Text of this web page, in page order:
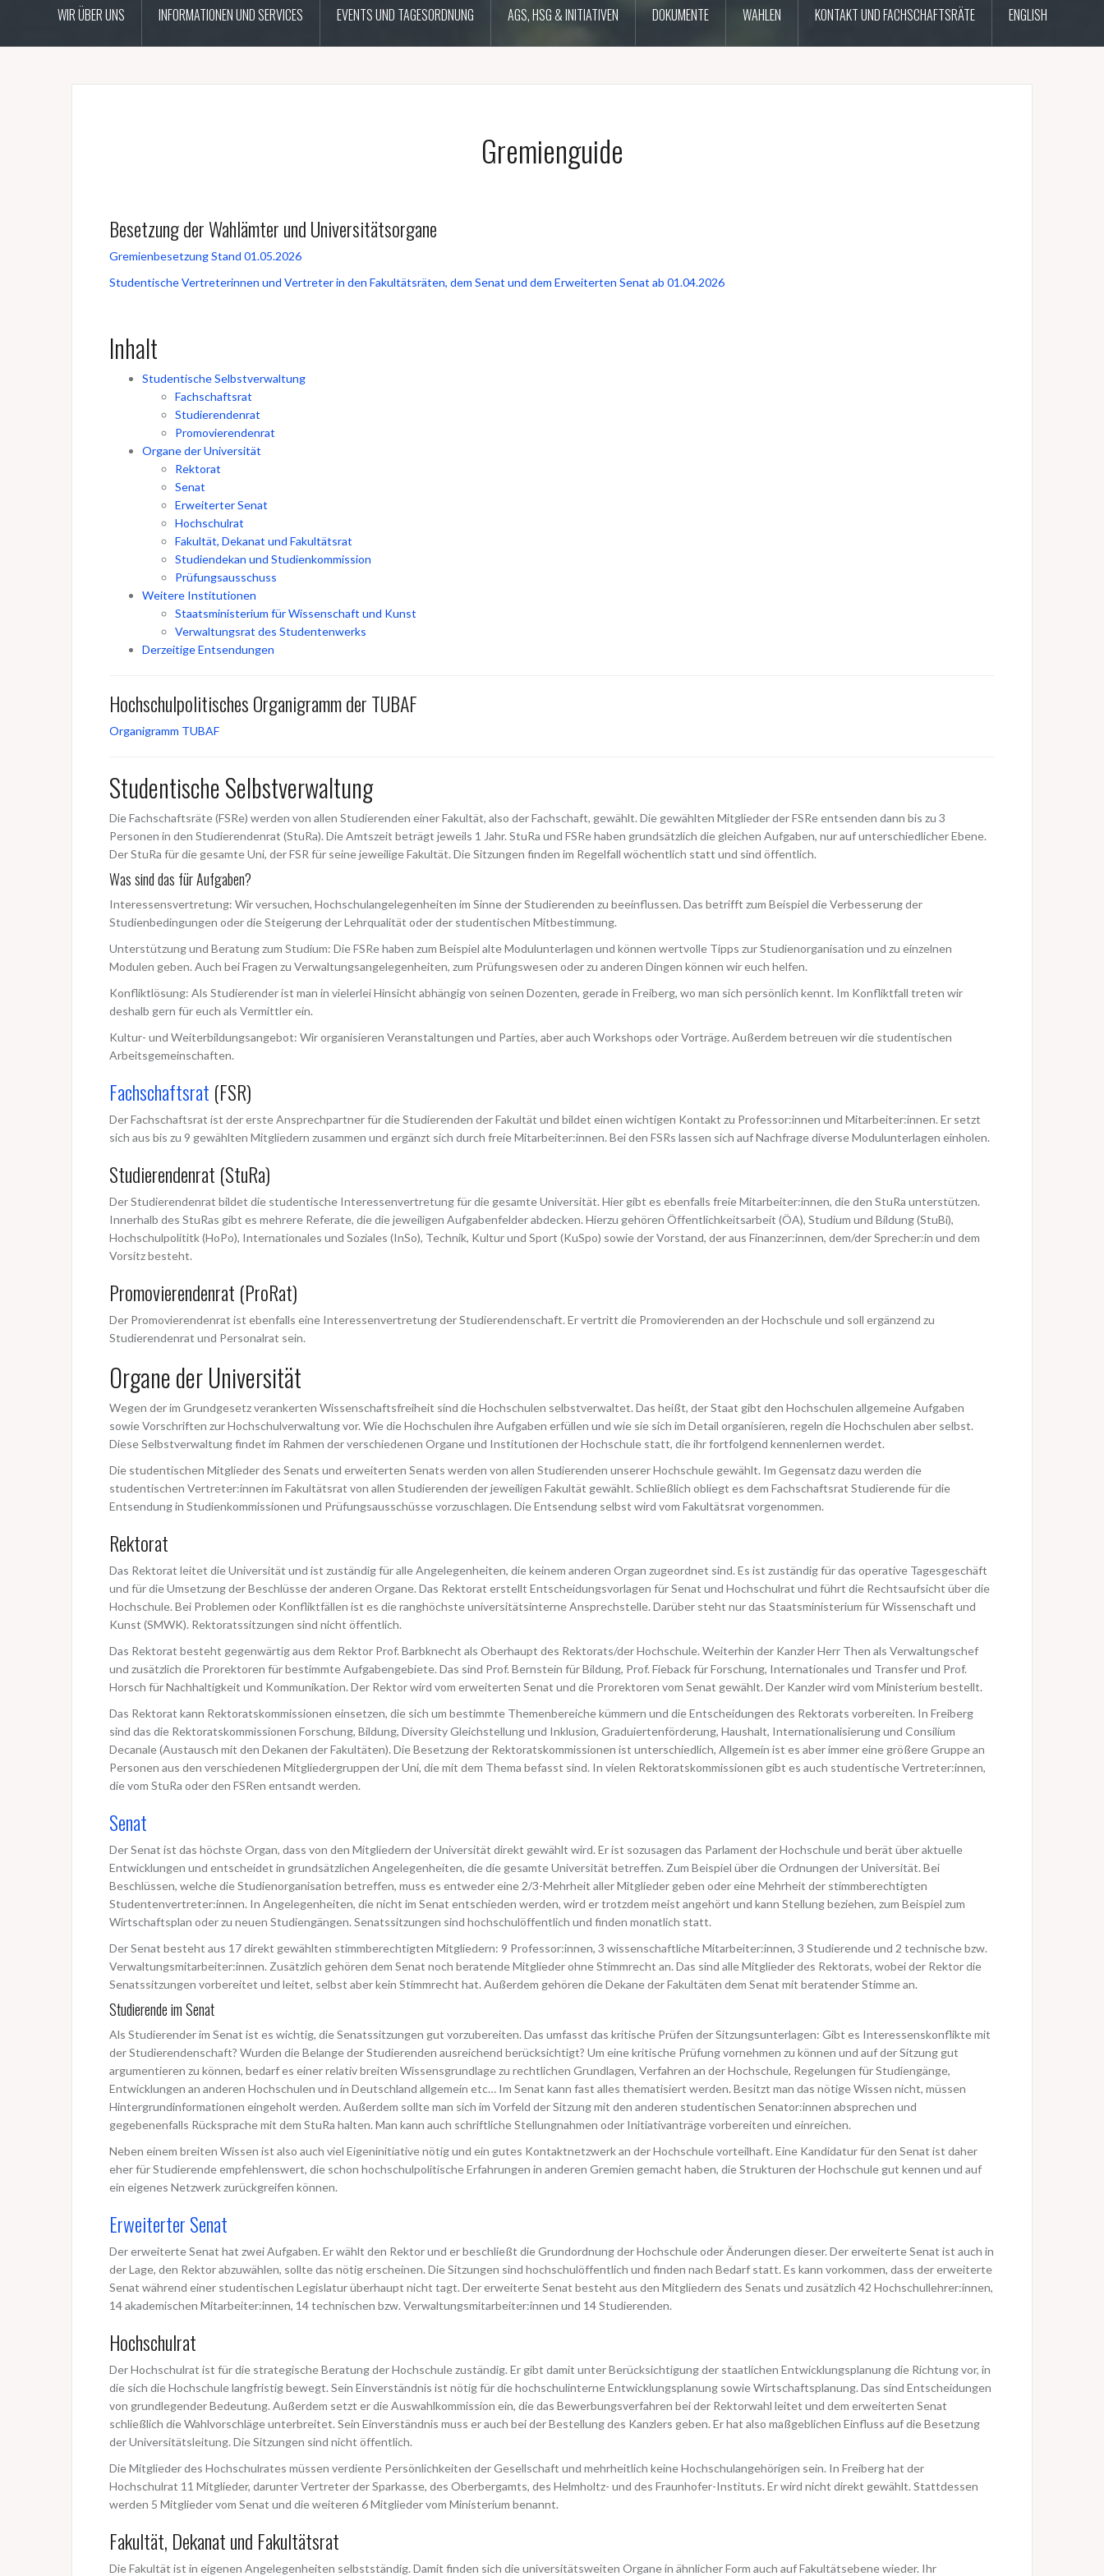
WIR ÜBER UNS INFORMATIONEN UND SERVICES EVENTS UND TAGESORDNUNG AGS, HSG & INITIATIVEN DOKUMENTE WAHLEN KONTAKT UND FACHSCHAFTSRÄTE ENGLISH
Gremienguide
Besetzung der Wahlämter und Universitätsorgane
Gremienbesetzung Stand 01.05.2026
Studentische Vertreterinnen und Vertreter in den Fakultätsräten, dem Senat und dem Erweiterten Senat ab 01.04.2026
Inhalt
Studentische Selbstverwaltung
Fachschaftsrat
Studierendenrat
Promovierendenrat
Organe der Universität
Rektorat
Senat
Erweiterter Senat
Hochschulrat
Fakultät, Dekanat und Fakultätsrat
Studiendekan und Studienkommission
Prüfungsausschuss
Weitere Institutionen
Staatsministerium für Wissenschaft und Kunst
Verwaltungsrat des Studentenwerks
Derzeitige Entsendungen
Hochschulpolitisches Organigramm der TUBAF
Organigramm TUBAF
Studentische Selbstverwaltung
Die Fachschaftsräte (FSRe) werden von allen Studierenden einer Fakultät, also der Fachschaft, gewählt. Die gewählten Mitglieder der FSRe entsenden dann bis zu 3
Personen in den Studierendenrat (StuRa). Die Amtszeit beträgt jeweils 1 Jahr. StuRa und FSRe haben grundsätzlich die gleichen Aufgaben, nur auf unterschiedlicher Ebene.
Der StuRa für die gesamte Uni, der FSR für seine jeweilige Fakultät. Die Sitzungen finden im Regelfall wöchentlich statt und sind öffentlich.
Was sind das für Aufgaben?
Interessensvertretung: Wir versuchen, Hochschulangelegenheiten im Sinne der Studierenden zu beeinflussen. Das betrifft zum Beispiel die Verbesserung der
Studienbedingungen oder die Steigerung der Lehrqualität oder der studentischen Mitbestimmung.
Unterstützung und Beratung zum Studium: Die FSRe haben zum Beispiel alte Modulunterlagen und können wertvolle Tipps zur Studienorganisation und zu einzelnen
Modulen geben. Auch bei Fragen zu Verwaltungsangelegenheiten, zum Prüfungswesen oder zu anderen Dingen können wir euch helfen.
Konfliktlösung: Als Studierender ist man in vielerlei Hinsicht abhängig von seinen Dozenten, gerade in Freiberg, wo man sich persönlich kennt. Im Konfliktfall treten wir
deshalb gern für euch als Vermittler ein.
Kultur- und Weiterbildungsangebot: Wir organisieren Veranstaltungen und Parties, aber auch Workshops oder Vorträge. Außerdem betreuen wir die studentischen
Arbeitsgemeinschaften.
Fachschaftsrat (FSR)
Der Fachschaftsrat ist der erste Ansprechpartner für die Studierenden der Fakultät und bildet einen wichtigen Kontakt zu Professor:innen und Mitarbeiter:innen. Er setzt
sich aus bis zu 9 gewählten Mitgliedern zusammen und ergänzt sich durch freie Mitarbeiter:innen. Bei den FSRs lassen sich auf Nachfrage diverse Modulunterlagen einholen.
Studierendenrat (StuRa)
Der Studierendenrat bildet die studentische Interessenvertretung für die gesamte Universität. Hier gibt es ebenfalls freie Mitarbeiter:innen, die den StuRa unterstützen.
Innerhalb des StuRas gibt es mehrere Referate, die die jeweiligen Aufgabenfelder abdecken. Hierzu gehören Öffentlichkeitsarbeit (ÖA), Studium und Bildung (StuBi),
Hochschulpolititk (HoPo), Internationales und Soziales (InSo), Technik, Kultur und Sport (KuSpo) sowie der Vorstand, der aus Finanzer:innen, dem/der Sprecher:in und dem
Vorsitz besteht.
Promovierendenrat (ProRat)
Der Promovierendenrat ist ebenfalls eine Interessenvertretung der Studierendenschaft. Er vertritt die Promovierenden an der Hochschule und soll ergänzend zu
Studierendenrat und Personalrat sein.
Organe der Universität
Wegen der im Grundgesetz verankerten Wissenschaftsfreiheit sind die Hochschulen selbstverwaltet. Das heißt, der Staat gibt den Hochschulen allgemeine Aufgaben
sowie Vorschriften zur Hochschulverwaltung vor. Wie die Hochschulen ihre Aufgaben erfüllen und wie sie sich im Detail organisieren, regeln die Hochschulen aber selbst.
Diese Selbstverwaltung findet im Rahmen der verschiedenen Organe und Institutionen der Hochschule statt, die ihr fortfolgend kennenlernen werdet.
Die studentischen Mitglieder des Senats und erweiterten Senats werden von allen Studierenden unserer Hochschule gewählt. Im Gegensatz dazu werden die
studentischen Vertreter:innen im Fakultätsrat von allen Studierenden der jeweiligen Fakultät gewählt. Schließlich obliegt es dem Fachschaftsrat Studierende für die
Entsendung in Studienkommissionen und Prüfungsausschüsse vorzuschlagen. Die Entsendung selbst wird vom Fakultätsrat vorgenommen.
Rektorat
Das Rektorat leitet die Universität und ist zuständig für alle Angelegenheiten, die keinem anderen Organ zugeordnet sind. Es ist zuständig für das operative Tagesgeschäft
und für die Umsetzung der Beschlüsse der anderen Organe. Das Rektorat erstellt Entscheidungsvorlagen für Senat und Hochschulrat und führt die Rechtsaufsicht über die
Hochschule. Bei Problemen oder Konfliktfällen ist es die ranghöchste universitätsinterne Ansprechstelle. Darüber steht nur das Staatsministerium für Wissenschaft und
Kunst (SMWK). Rektoratssitzungen sind nicht öffentlich.
Das Rektorat besteht gegenwärtig aus dem Rektor Prof. Barbknecht als Oberhaupt des Rektorats/der Hochschule. Weiterhin der Kanzler Herr Then als Verwaltungschef
und zusätzlich die Prorektoren für bestimmte Aufgabengebiete. Das sind Prof. Bernstein für Bildung, Prof. Fieback für Forschung, Internationales und Transfer und Prof.
Horsch für Nachhaltigkeit und Kommunikation. Der Rektor wird vom erweiterten Senat und die Prorektoren vom Senat gewählt. Der Kanzler wird vom Ministerium bestellt.
Das Rektorat kann Rektoratskommissionen einsetzen, die sich um bestimmte Themenbereiche kümmern und die Entscheidungen des Rektorats vorbereiten. In Freiberg
sind das die Rektoratskommissionen Forschung, Bildung, Diversity Gleichstellung und Inklusion, Graduiertenförderung, Haushalt, Internationalisierung und Consilium
Decanale (Austausch mit den Dekanen der Fakultäten). Die Besetzung der Rektoratskommissionen ist unterschiedlich, Allgemein ist es aber immer eine größere Gruppe an
Personen aus den verschiedenen Mitgliedergruppen der Uni, die mit dem Thema befasst sind. In vielen Rektoratskommissionen gibt es auch studentische Vertreter:innen,
die vom StuRa oder den FSRen entsandt werden.
Senat
Der Senat ist das höchste Organ, dass von den Mitgliedern der Universität direkt gewählt wird. Er ist sozusagen das Parlament der Hochschule und berät über aktuelle
Entwicklungen und entscheidet in grundsätzlichen Angelegenheiten, die die gesamte Universität betreffen. Zum Beispiel über die Ordnungen der Universität. Bei
Beschlüssen, welche die Studienorganisation betreffen, muss es entweder eine 2/3-Mehrheit aller Mitglieder geben oder eine Mehrheit der stimmberechtigten
Studentenvertreter:innen. In Angelegenheiten, die nicht im Senat entschieden werden, wird er trotzdem meist angehört und kann Stellung beziehen, zum Beispiel zum
Wirtschaftsplan oder zu neuen Studiengängen. Senatssitzungen sind hochschulöffentlich und finden monatlich statt.
Der Senat besteht aus 17 direkt gewählten stimmberechtigten Mitgliedern: 9 Professor:innen, 3 wissenschaftliche Mitarbeiter:innen, 3 Studierende und 2 technische bzw.
Verwaltungsmitarbeiter:innen. Zusätzlich gehören dem Senat noch beratende Mitglieder ohne Stimmrecht an. Das sind alle Mitglieder des Rektorats, wobei der Rektor die
Senatssitzungen vorbereitet und leitet, selbst aber kein Stimmrecht hat. Außerdem gehören die Dekane der Fakultäten dem Senat mit beratender Stimme an.
Studierende im Senat
Als Studierender im Senat ist es wichtig, die Senatssitzungen gut vorzubereiten. Das umfasst das kritische Prüfen der Sitzungsunterlagen: Gibt es Interessenskonflikte mit
der Studierendenschaft? Wurden die Belange der Studierenden ausreichend berücksichtigt? Um eine kritische Prüfung vornehmen zu können und auf der Sitzung gut
argumentieren zu können, bedarf es einer relativ breiten Wissensgrundlage zu rechtlichen Grundlagen, Verfahren an der Hochschule, Regelungen für Studiengänge,
Entwicklungen an anderen Hochschulen und in Deutschland allgemein etc… Im Senat kann fast alles thematisiert werden. Besitzt man das nötige Wissen nicht, müssen
Hintergrundinformationen eingeholt werden. Außerdem sollte man sich im Vorfeld der Sitzung mit den anderen studentischen Senator:innen absprechen und
gegebenenfalls Rücksprache mit dem StuRa halten. Man kann auch schriftliche Stellungnahmen oder Initiativanträge vorbereiten und einreichen.
Neben einem breiten Wissen ist also auch viel Eigeninitiative nötig und ein gutes Kontaktnetzwerk an der Hochschule vorteilhaft. Eine Kandidatur für den Senat ist daher
eher für Studierende empfehlenswert, die schon hochschulpolitische Erfahrungen in anderen Gremien gemacht haben, die Strukturen der Hochschule gut kennen und auf
ein eigenes Netzwerk zurückgreifen können.
Erweiterter Senat
Der erweiterte Senat hat zwei Aufgaben. Er wählt den Rektor und er beschließt die Grundordnung der Hochschule oder Änderungen dieser. Der erweiterte Senat ist auch in
der Lage, den Rektor abzuwählen, sollte das nötig erscheinen. Die Sitzungen sind hochschulöffentlich und finden nach Bedarf statt. Es kann vorkommen, dass der erweiterte
Senat während einer studentischen Legislatur überhaupt nicht tagt. Der erweiterte Senat besteht aus den Mitgliedern des Senats und zusätzlich 42 Hochschullehrer:innen,
14 akademischen Mitarbeiter:innen, 14 technischen bzw. Verwaltungsmitarbeiter:innen und 14 Studierenden.
Hochschulrat
Der Hochschulrat ist für die strategische Beratung der Hochschule zuständig. Er gibt damit unter Berücksichtigung der staatlichen Entwicklungsplanung die Richtung vor, in
die sich die Hochschule langfristig bewegt. Sein Einverständnis ist nötig für die hochschulinterne Entwicklungsplanung sowie Wirtschaftsplanung. Das sind Entscheidungen
von grundlegender Bedeutung. Außerdem setzt er die Auswahlkommission ein, die das Bewerbungsverfahren bei der Rektorwahl leitet und dem erweiterten Senat
schließlich die Wahlvorschläge unterbreitet. Sein Einverständnis muss er auch bei der Bestellung des Kanzlers geben. Er hat also maßgeblichen Einfluss auf die Besetzung
der Universitätsleitung. Die Sitzungen sind nicht öffentlich.
Die Mitglieder des Hochschulrates müssen verdiente Persönlichkeiten der Gesellschaft und mehrheitlich keine Hochschulangehörigen sein. In Freiberg hat der
Hochschulrat 11 Mitglieder, darunter Vertreter der Sparkasse, des Oberbergamts, des Helmholtz- und des Fraunhofer-Instituts. Er wird nicht direkt gewählt. Stattdessen
werden 5 Mitglieder vom Senat und die weiteren 6 Mitglieder vom Ministerium benannt.
Fakultät, Dekanat und Fakultätsrat
Die Fakultät ist in eigenen Angelegenheiten selbstständig. Damit finden sich die universitätsweiten Organe in ähnlicher Form auch auf Fakultätsebene wieder. Ihr